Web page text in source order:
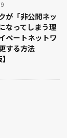
が「非公開ネッ
なってしまう理
ベートネットワ
する方法